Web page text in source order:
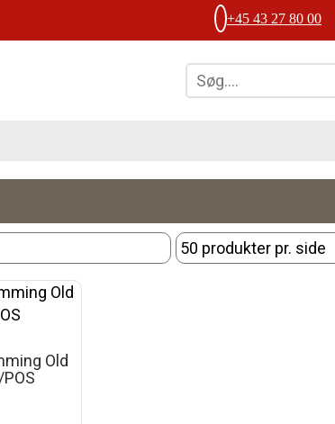
+45 43 27 80 00
Old